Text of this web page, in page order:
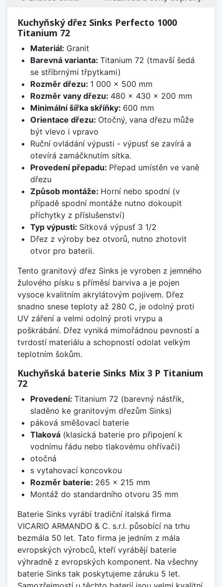
Kuchyňský dřez Sinks Perfecto 1000
Titanium 72
Materiál: Granit
Barevná varianta: Titanium 72 (tmavší šedá
se stříbrnými třpytkami)
Rozměr dřezu: 1 000 x 500 mm
Rozměr vany dřezu: 480 x 430 x 200 mm
Minimální šířka skříňky: 600 mm
Orientace dřezu: Otočný, vana dřezu může
být vlevo i vpravo
Ruční ovládání výpusti - výpusť se zavírá a
otevírá zamáčknutím sítka.
Provedení přepadu: Přepad umístěn ve vaně
dřezu
Způsob montáže: Horní nebo spodní (v
případě spodní montáže nutno dokoupit
příchytky z příslušenství)
Typ výpusti: Sítková výpusť 3 1/2
Dřez z výroby bez otvorů, nutno zhotovit
otvor pro baterii.
Tento granitový dřez Sinks je vyroben z jemného
žulového písku s příměsí barviva a je pojen
vysoce kvalitním akrylátovým pojivem. Dřez
snadno snese teploty až 280 C, je odolný proti
UV záření a velmi odolný proti vrypu a
poškrábání. Dřez vyniká mimořádnou pevností a
tvrdostí materiálu a schopností odolat velkým
teplotním šokům.
Kuchyňská baterie Sinks Mix 3 P Titanium
72
Provedení: Titanium 72 (barevný nástřik,
sladěno ke granitovým dřezům Sinks)
páková směšovací baterie
Tlaková(klasická baterie pro připojení k
vodnímu řádu nebo tlakovému ohřívači)
otočná
s vytahovací koncovkou
Rozměr baterie: 265 x 215 mm
Montáž do standardního otvoru 35 mm
Baterie Sinks vyrábí tradiční italská firma
VICARIO ARMANDO & C. s.r.l. působící na trhu
bezmála 50 let. Tato firma je jedním z mála
evropských výrobců, kteří vyrábějí baterie
výhradně z evropských komponent. Na všechny
baterie Sinks tak poskytujeme záruku 5 let.